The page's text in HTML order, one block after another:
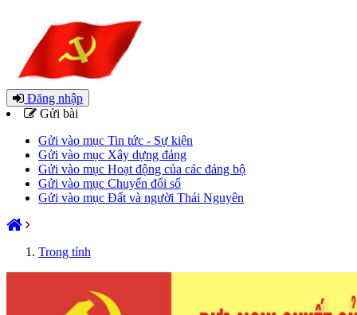
Đăng nhập
Gửi bài
Gửi vào mục Tin tức - Sự kiện
Gửi vào mục Xây dựng đảng
Gửi vào mục Hoạt động của các đảng bộ
Gửi vào mục Chuyển đổi số
Gửi vào mục Đất và người Thái Nguyên
Trong tỉnh